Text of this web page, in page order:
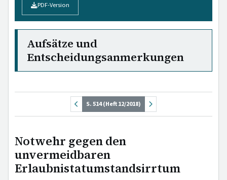
PDF-Version
Aufsätze und
Entscheidungsanmerkungen
S. 514 (Heft 12/2018)
Notwehr gegen den
unvermeidbaren
Erlaubnistatumstandsirrtum